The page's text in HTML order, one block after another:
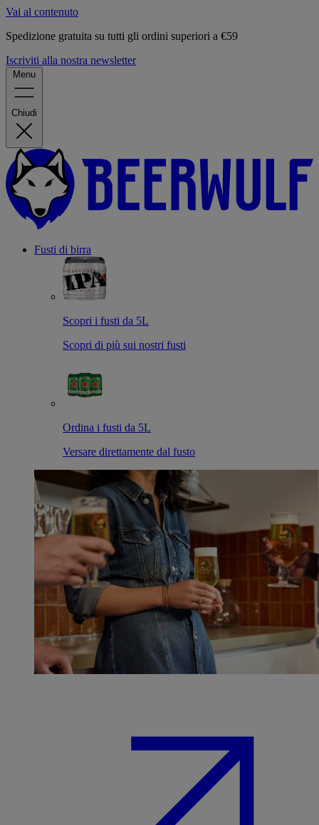
Vai al contenuto
Spedizione gratuita su tutti gli ordini superiori a €59
Iscriviti alla nostra newsletter
Menu
Chiudi
Fusti di birra
Scopri i fusti da 5L
Scopri di più sui nostri fusti
Ordina i fusti da 5L
Versare direttamente dal fusto